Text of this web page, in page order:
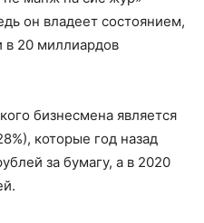
он владеет состоянием,
в 20 миллиардов
бизнесмена является
которые год назад
за бумагу, а в 2020